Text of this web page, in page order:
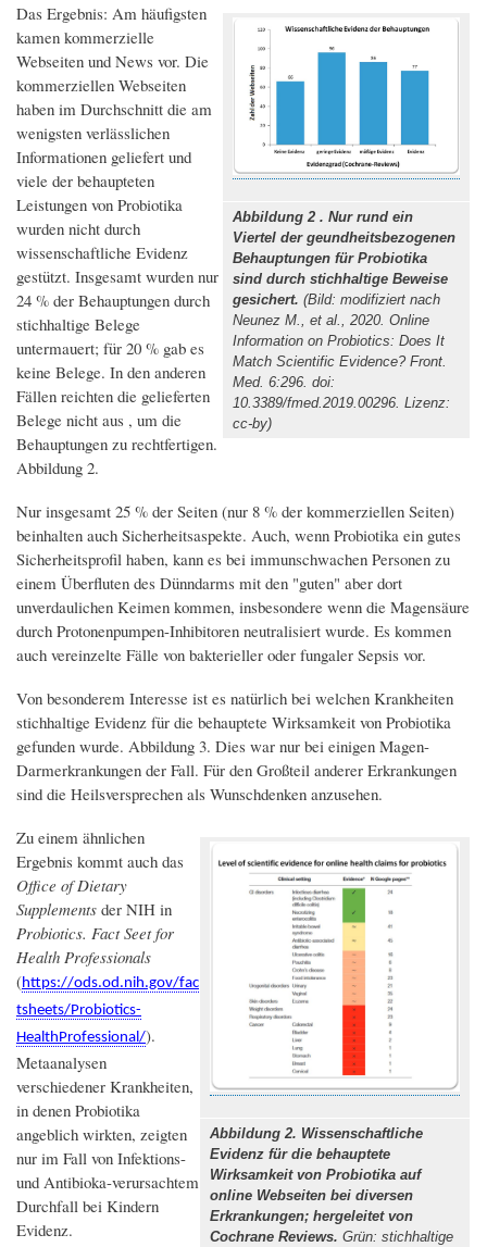
Abbildung 2 . Nur rund ein
Viertel der geundheitsbezogenen
Behauptungen für Probiotika
sind durch stichhaltige Beweise
gesichert. (Bild: modifiziert nach
Neunez M., et al., 2020. Online
Information on Probiotics: Does It
Match Scientific Evidence? Front.
Med. 6:296. doi:
10.3389/fmed.2019.00296. Lizenz:
cc-by)
Das Ergebnis: Am häufigsten
kamen kommerzielle
Webseiten und News vor. Die
kommerziellen Webseiten
haben im Durchschnitt die am
wenigsten verlässlichen
Informationen geliefert und
viele der behaupteten
Leistungen von Probiotika
wurden nicht durch
wissenschaftliche Evidenz
gestützt. Insgesamt wurden nur
24 % der Behauptungen durch
stichhaltige Belege
untermauert; für 20 % gab es
keine Belege. In den anderen
Fällen reichten die gelieferten
Belege nicht aus , um die
Behauptungen zu rechtfertigen.
Abbildung 2.
Nur insgesamt 25 % der Seiten (nur 8 % der kommerziellen Seiten)
beinhalten auch Sicherheitsaspekte. Auch, wenn Probiotika ein gutes
Sicherheitsprofil haben, kann es bei immunschwachen Personen zu
einem Überfluten des Dünndarms mit den "guten" aber dort
unverdaulichen Keimen kommen, insbesondere wenn die Magensäure
durch Protonenpumpen-Inhibitoren neutralisiert wurde. Es kommen
auch vereinzelte Fälle von bakterieller oder fungaler Sepsis vor.
Von besonderem Interesse ist es natürlich bei welchen Krankheiten
stichhaltige Evidenz für die behauptete Wirksamkeit von Probiotika
gefunden wurde. Abbildung 3. Dies war nur bei einigen Magen-
Darmerkrankungen der Fall. Für den Großteil anderer Erkrankungen
sind die Heilsversprechen als Wunschdenken anzusehen.
Abbildung 2. Wissenschaftliche
Evidenz für die behauptete
Wirksamkeit von Probiotika auf
online Webseiten bei diversen
Erkrankungen; hergeleitet von
Cochrane Reviews. Grün: stichhaltige
Zu einem ähnlichen
Ergebnis kommt auch das
Office of Dietary
Supplements der NIH in
Probiotics. Fact Seet for
Health Professionals
(https://ods.od.nih.gov/fac
tsheets/Probiotics-
HealthProfessional/).
Metaanalysen
verschiedener Krankheiten,
in denen Probiotika
angeblich wirkten, zeigten
nur im Fall von Infektions-
und Antibioka-verursachtem
Durchfall bei Kindern
Evidenz.